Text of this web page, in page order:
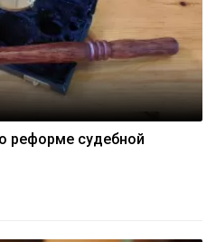
реформе судебной